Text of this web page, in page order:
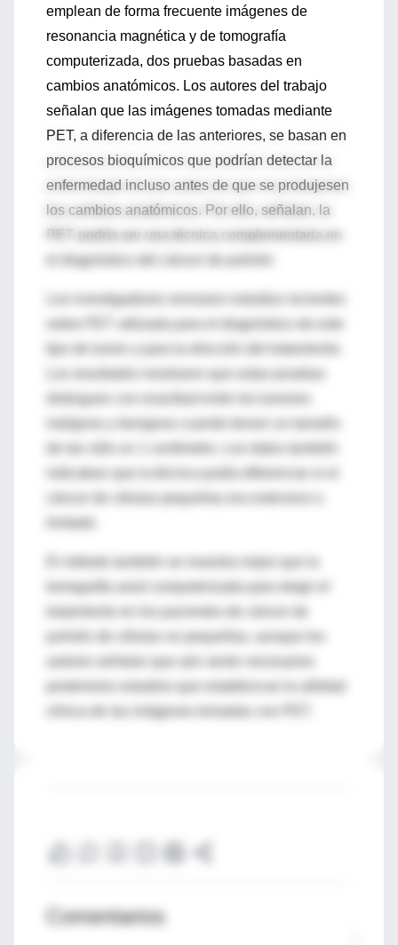
emplean de forma frecuente imágenes de
resonancia magnética y de tomografía
computerizada, dos pruebas basadas en
cambios anatómicos. Los autores del trabajo
señalan que las imágenes tomadas mediante
PET, a diferencia de las anteriores, se basan en
procesos bioquímicos que podrían detectar la
enfermedad incluso antes de que se produjesen
los cambios anatómicos. Por ello, señalan, la
PET podría ser una técnica complementaria en
el diagnóstico del cáncer de pulmón
Los investigadores revisaron estudios recientes
sobre PET utilizada para el diagnóstico de este
distinguen con exactitud entre los tumores
malignos y benignos cuando tienen un tamaño
cáncer de células pequeñas era extensivo o
tomografía axial computerizada para elegir el
pulmón de células no pequeñas, aunque los
clínica de las imágenes tomadas con PET.
Comentarios